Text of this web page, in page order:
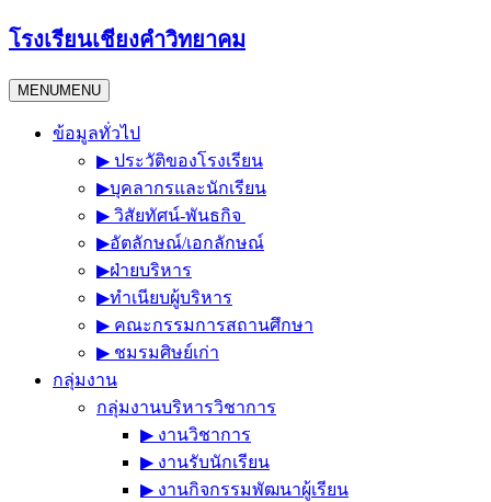
Skip
to
โรงเรียนเชียงคำวิทยาคม
MENUMENU
ข้อมูลทั่วไป
▶︎ ประวัติของโรงเรียน
▶︎บุคลากรและนักเรียน
▶︎ วิสัยทัศน์-พันธกิจ
▶︎อัตลักษณ์/เอกลักษณ์
▶︎ฝ่ายบริหาร
▶︎ทำเนียบผู้บริหาร
▶︎ คณะกรรมการสถานศึกษา
▶︎ ชมรมศิษย์เก่า
กลุ่มงาน
กลุ่มงานบริหารวิชาการ
▶︎ งานวิชาการ
▶︎ งานรับนักเรียน
▶︎ งานกิจกรรมพัฒนาผู้เรียน